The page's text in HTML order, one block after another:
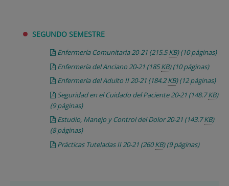
SEGUNDO SEMESTRE
Enfermería Comunitaria 20-21(215.5KB)(10 páginas)
Enfermería del Anciano 20-21(185KB)(10 páginas)
Enfermería del Adulto II 20-21(184.2KB)(12 páginas)
Seguridad en el Cuidado del Paciente 20-21(148.7KB)
(9 páginas)
Estudio, Manejo y Control del Dolor 20-21(143.7KB)
(8 páginas)
Prácticas Tuteladas II 20-21(260KB)(9 páginas)